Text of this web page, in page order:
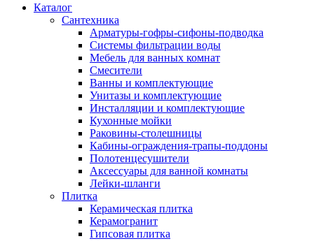
Каталог
Сантехника
Арматуры-гофры-сифоны-подводка
Системы фильтрации воды
Мебель для ванных комнат
Смесители
Ванны и комплектующие
Унитазы и комплектующие
Инсталляции и комплектующие
Кухонные мойки
Раковины-столешницы
Кабины-ограждения-трапы-поддоны
Полотенцесушители
Аксессуары для ванной комнаты
Лейки-шланги
Плитка
Керамическая плитка
Керамогранит
Гипсовая плитка